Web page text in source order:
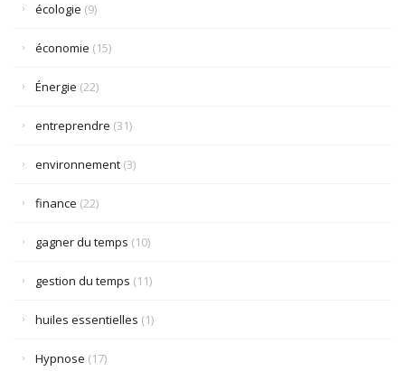
écologie (9)
économie (15)
Énergie (22)
entreprendre (31)
environnement (3)
finance (22)
gagner du temps (10)
gestion du temps (11)
huiles essentielles (1)
Hypnose (17)